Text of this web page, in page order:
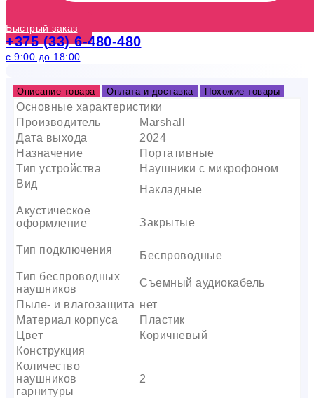
Быстрый заказ
+375 (33) 6-480-480
с 9:00 до 18:00
Описание товара Оплата и доставка Похожие товары
Основные характеристики
Производитель
Marshall
Дата выхода
2024
Назначение
Портативные
Тип устройства
Наушники с микрофоном
Вид
Накладные
Акустическое
оформление
Закрытые
Тип подключения
Беспроводные
Тип беспроводных
наушников
Съемный аудиокабель
Пыле- и влагозащита нет
Материал корпуса
Пластик
Цвет
Коричневый
Конструкция
Количество
наушников
гарнитуры
2